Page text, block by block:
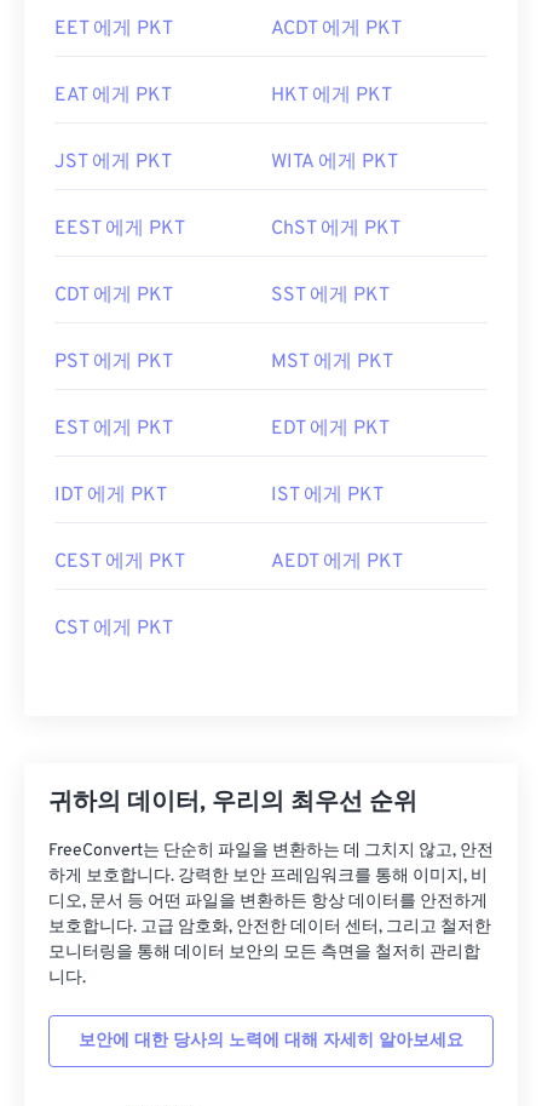
EET 에게 PKT ACDT 에게 PKT
EAT 에게 PKT HKT 에게 PKT
JST 에게 PKT WITA 에게 PKT
EEST 에게 PKT ChST 에게 PKT
CDT 에게 PKT SST 에게 PKT
PST 에게 PKT MST 에게 PKT
EST 에게 PKT EDT 에게 PKT
IDT 에게 PKT IST 에게 PKT
CEST 에게 PKT AEDT 에게 PKT
CST 에게 PKT
귀하의 데이터, 우리의 최우선 순위
FreeConvert는 단순히 파일을 변환하는 데 그치지 않고, 안전
하게 보호합니다. 강력한 보안 프레임워크를 통해 이미지, 비
디오, 문서 등 어떤 파일을 변환하든 항상 데이터를 안전하게
보호합니다. 고급 암호화, 안전한 데이터 센터, 그리고 철저한
모니터링을 통해 데이터 보안의 모든 측면을 철저히 관리합
니다.
보안에 대한 당사의 노력에 대해 자세히 알아보세요